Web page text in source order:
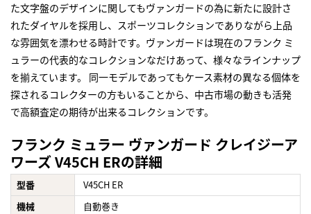
た文字盤のデザインに関してもヴァンガードの為に新たに設計さ
れたダイヤルを採用し、スポーツコレクションでありながら上品
な雰囲気を漂わせる時計です。ヴァンガードは現在のフランク ミ
ュラーの代表的なコレクションなだけあって、様々なラインナップ
を揃えています。 同一モデルであってもケース素材の異なる個体を
探されるコレクターの方もいることから、中古市場の動きも活発
で高額査定の期待が出来るコレクションです。
フランク ミュラー ヴァンガード クレイジーア
ワーズ V45CH ERの詳細
型番
V45CH ER
機械
自動巻き